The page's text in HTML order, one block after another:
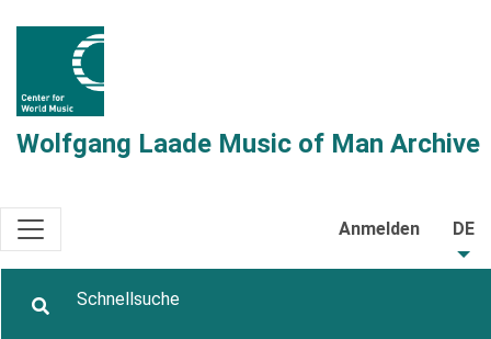
Wolfgang Laade Music of Man Archive
Anmelden DE